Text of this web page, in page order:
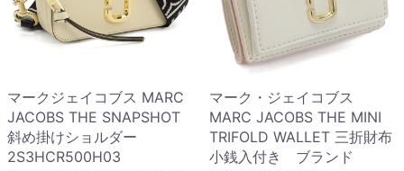
マークジェイコブス MARC
JACOBS THE SNAPSHOT
斜め掛けショルダー
2S3HCR500H03
マーク・ジェイコブス
MARC JACOBS THE MINI
TRIFOLD WALLET 三折財布
小銭入付き ブランド